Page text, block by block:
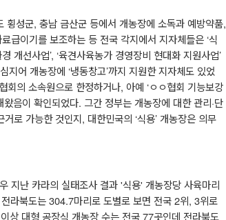
횡성군,충남 금산군 등에서 개농장에 소독과 예방약품,
급이기를 보조하는 등 전국 각지에서 지자체들은 ‘식
개선사업’, ‘육견사육농가 경영장비 현대화 지원사업’
심지어 개농장에 ‘냉동창고’까지 지원한 지자체도 있었
회의 소속원으로 한정하거나, 아예 ‘ㅇㅇ협회 기능보강
음이 확인되었다. 그간 정부는 개농장에 대한 관리·단
거로 가능한 것인지, 대한민국의 ‘식용’개농장은 의무
지난 카라의 실태조사 결과'식용'개농장당 사육마리
전라북도는304.7마리로 도별로 보면 전국2위, 3위로
상 대형 공장식 개농장 수는 전국77곳인데 전라북도